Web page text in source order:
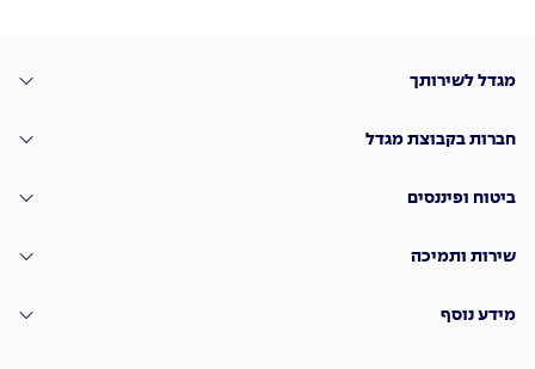
מגדל לשירותך
חברות בקבוצת מגדל
ביטוח ופיננסים
שירות ותמיכה
מידע נוסף